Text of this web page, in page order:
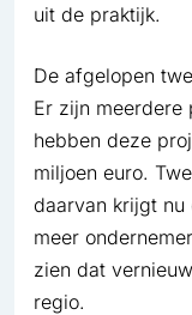
uit de praktijk.
De afgelopen
Er zijn meerdere
hebben deze
miljoen euro.
daarvan krijgt nu
meer
zien dat
regio.